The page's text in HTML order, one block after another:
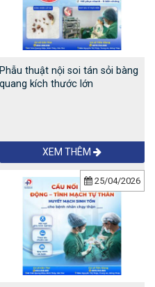
Phẫu thuật nội soi tán sỏi bàng
quang kích thước lớn
XEM THÊM
25/04/2026